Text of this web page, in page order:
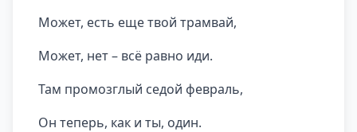
Может, есть еще твой трамвай,
Может, нет – всё равно иди.
Там промозглый седой февраль,
Он теперь, как и ты, один.